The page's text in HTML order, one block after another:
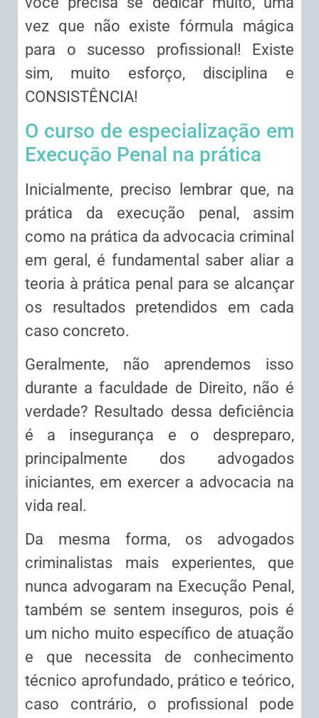
vez que não existe fórmula mágica
para o sucesso profissional! Existe
sim, muito esforço, disciplina e
CONSISTÊNCIA!
O curso de especialização em
Execução Penal na prática
Inicialmente, preciso lembrar que, na
prática da execução penal, assim
como na prática da advocacia criminal
em geral, é fundamental saber aliar a
teoria à prática penal para se alcançar
os resultados pretendidos em cada
caso concreto.
Geralmente, não aprendemos isso
durante a faculdade de Direito, não é
verdade? Resultado dessa deficiência
é a insegurança e o despreparo,
principalmente dos advogados
iniciantes, em exercer a advocacia na
vida real.
Da mesma forma, os advogados
criminalistas mais experientes, que
nunca advogaram na Execução Penal,
também se sentem inseguros, pois é
um nicho muito específico de atuação
e que necessita de conhecimento
técnico aprofundado, prático e teórico,
caso contrário, o profissional pode